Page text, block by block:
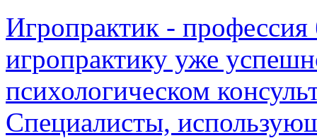
Игропрактик -
игропрактику уже
психологическом
Специалисты,